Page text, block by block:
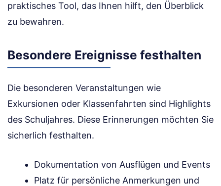
praktisches Tool, das Ihnen hilft, den Überblick
zu bewahren.
Besondere Ereignisse festhalten
Die besonderen Veranstaltungen wie
Exkursionen oder Klassenfahrten sind Highlights
des Schuljahres. Diese Erinnerungen möchten Sie
sicherlich festhalten.
Dokumentation von Ausflügen und Events
Platz für persönliche Anmerkungen und